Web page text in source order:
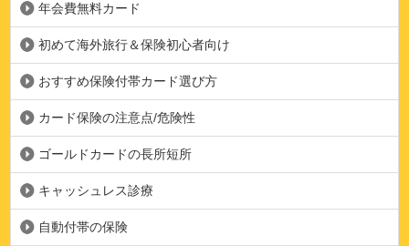
年会費無料カード
初めて海外旅行＆保険初心者向け
おすすめ保険付帯カード選び方
カード保険の注意点/危険性
ゴールドカードの長所短所
キャッシュレス診療
自動付帯の保険